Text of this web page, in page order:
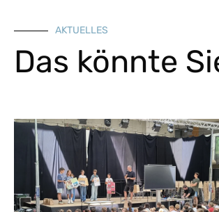
AKTUELLES
Das könnte